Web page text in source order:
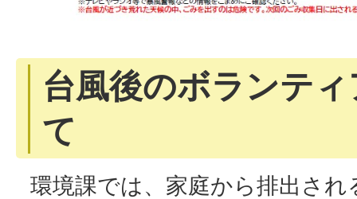
台風後のボランテ
て
環境課では、家庭から排出さ